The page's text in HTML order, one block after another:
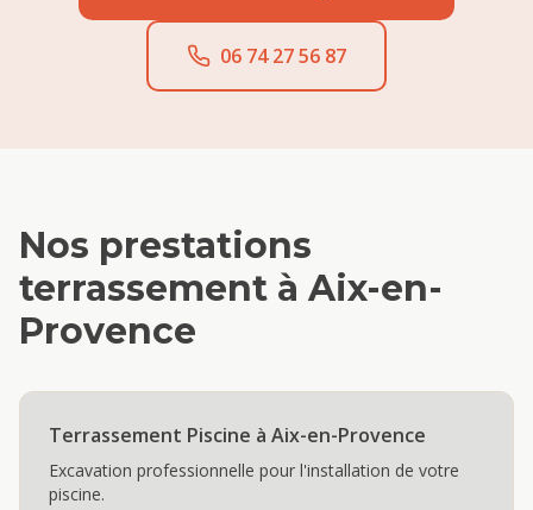
06 74 27 56 87
Nos prestations
terrassement à Aix-en-
Provence
Terrassement Piscine à Aix-en-Provence
Excavation professionnelle pour l'installation de votre
piscine.